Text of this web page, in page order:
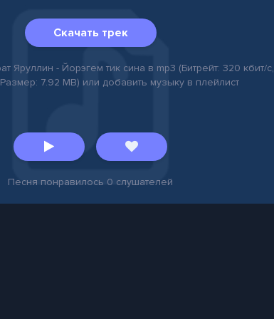
Скачать трек
Яруллин - Йорэгем тик сина в mp3 (Битрейт: 320 кбит/с,
7.92 MB) или добавить музыку в плейлист
Песня понравилось 0 слушателей